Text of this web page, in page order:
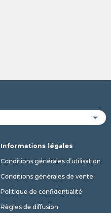
Informations légales
Conditions générales d’utilisation
Conditions générales de vente
Politique de confidentialité
Règles de diffusion